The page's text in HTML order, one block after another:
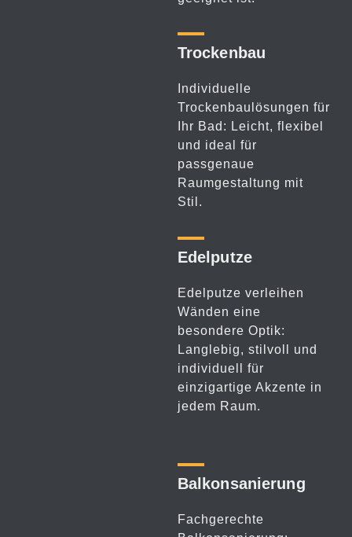
Trockenbau
Individuelle
Trockenbaulösungen für
Ihr Bad: Leicht, flexibel
und ideal für
passgenaue
Raumgestaltung mit
Stil.
Edelputze
Edelputze verleihen
Wänden eine
besondere Optik:
Langlebig, stilvoll und
individuell für
einzigartige Akzente in
jedem Raum.
Balkon­sanierung
Fachgerechte